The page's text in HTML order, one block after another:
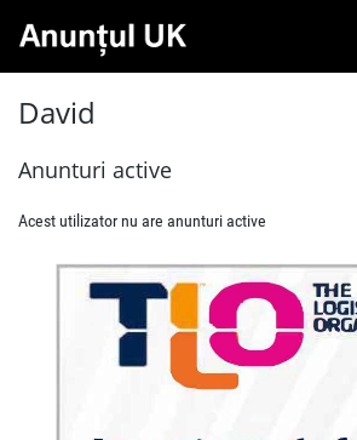
David
Anunturi active
Acest utilizator nu are anunturi active